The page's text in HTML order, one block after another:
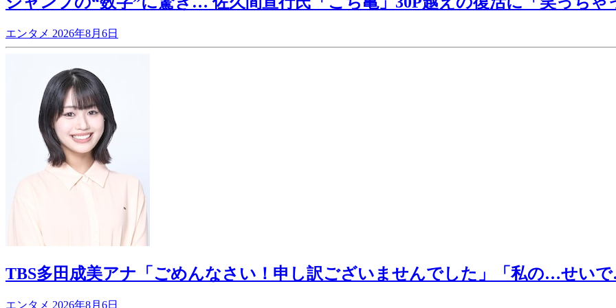
エンタメ 2026年8月6日
TBS多田成美アナ「ごめんなさい！申し訳ございませんでした」「私の…せいで
エンタメ 2026年8月6日